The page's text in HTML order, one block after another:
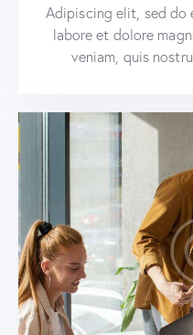
Adipiscing elit, sed do
labore et dolore
veniam, quis